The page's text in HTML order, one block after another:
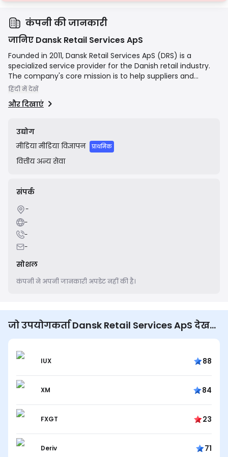
कंपनी की जानकारी
जानिए Dansk Retail Services ApS
Founded in 2011, Dansk Retail Services ApS (DRS) is a
specialized service provider for the Danish retail industry.
The company's core mission is to help suppliers and
retailers enhance sales and brand presence at the point of
purchase. Their services include in-store merchandising,
implementation of marketing campaigns, conducting
driven consulting. DRS acts as an operational partner,
deploying field staff across Denmark to ensure products
are correctly displayed, promotions are executed
effectively, and brands connect directly with consumers in
हिंदी में देखें
और दिखाएं
उद्योग
मीडिया मीडिया विज्ञापन प्राथमिक
वित्तीय अन्य सेवा
संपर्क
-
-
-
-
सोशल
कंपनी ने अपनी जानकारी अपडेट नहीं की है।
जो उपयोगकर्ता Dansk Retail Services ApS देखते
हैं वे भी देखते हैं...
IUX 88
XM 84
FXGT 23
Deriv 71